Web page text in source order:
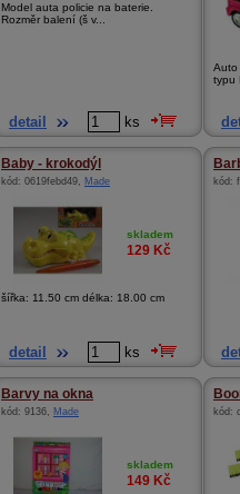
Model auta policie na baterie.
Rozměr balení (š v...
detail ks
Auto
typu
Baby - krokodýl
kód: 0619febd49, Made
skladem
129 Kč
šířka: 11.50 cm délka: 18.00 cm
detail ks
kód:
Barvy na okna
kód: 9136, Made
skladem
149 Kč
kód: